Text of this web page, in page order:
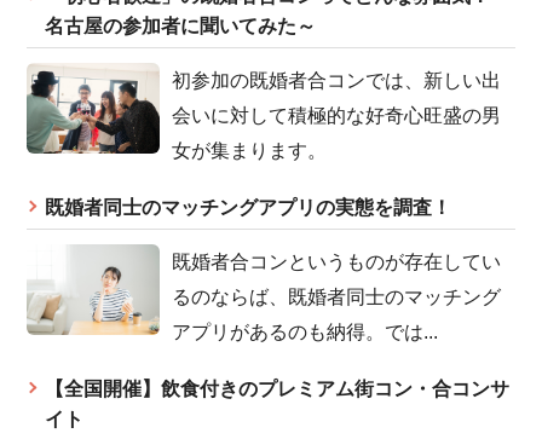
名古屋の参加者に聞いてみた～
初参加の既婚者合コンでは、新しい出
会いに対して積極的な好奇心旺盛の男
女が集まります。
既婚者同士のマッチングアプリの実態を調査！
既婚者合コンというものが存在してい
るのならば、既婚者同士のマッチング
アプリがあるのも納得。では...
【全国開催】飲食付きのプレミアム街コン・合コンサ
イト